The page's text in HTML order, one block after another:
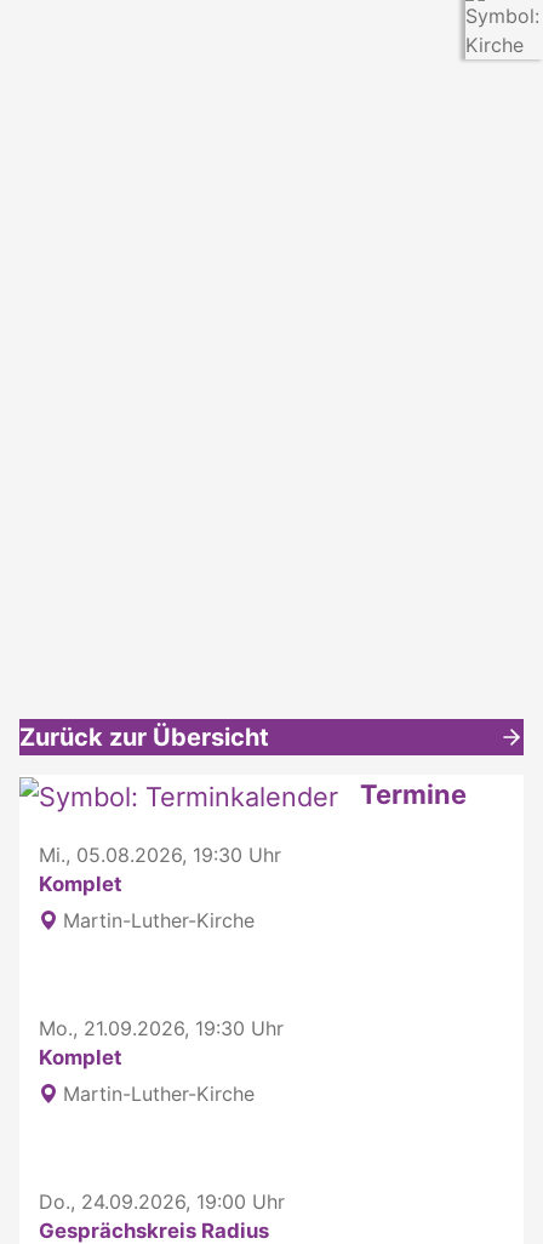
Zurück zur Übersicht
Weitere interessante Inhalte Termine
Mi., 05.08.2026, 19:30 Uhr
Komplet
Martin-Luther-Kirche
Mo., 21.09.2026, 19:30 Uhr
Komplet
Martin-Luther-Kirche
Do., 24.09.2026, 19:00 Uhr
Gesprächskreis Radius